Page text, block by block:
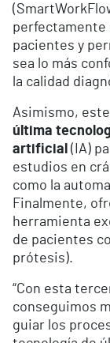
perfectamente
pacientes y
sea lo más
la calidad
Asimismo,
última
artificial (IA)
estudios en
como la
Finalmente,
herramienta
de pacientes
prótesis).
“Con esta
conseguimos
guiar los